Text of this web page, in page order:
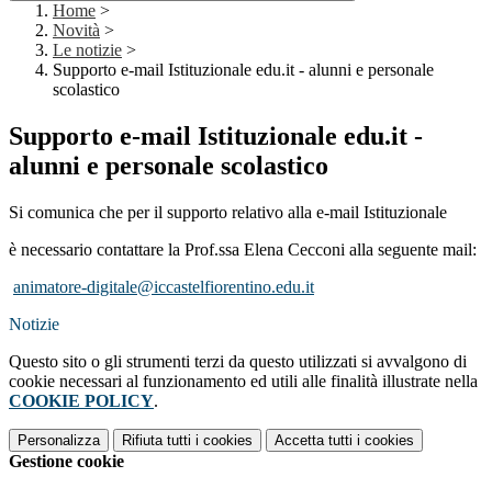
Home >
Novità >
Le notizie >
Supporto e-mail Istituzionale edu.it - alunni e personale
scolastico
Supporto e-mail Istituzionale edu.it -
alunni e personale scolastico
Si comunica che per il supporto relativo alla e-mail Istituzionale
è necessario contattare la Prof.ssa Elena Cecconi alla seguente mail:
animatore-digitale@iccastelfiorentino.edu.it
Notizie
Questo sito o gli strumenti terzi da questo utilizzati si avvalgono di
cookie necessari al funzionamento ed utili alle finalità illustrate nella
COOKIE POLICY.
Personalizza Rifiuta tutti i cookies Accetta tutti i cookies
Gestione cookie